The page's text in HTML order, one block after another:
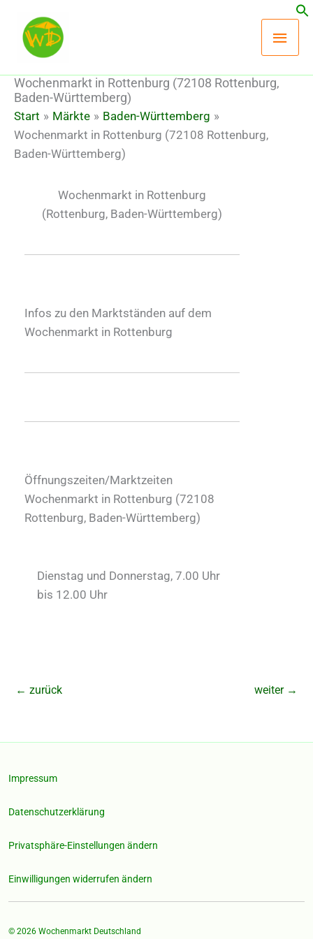
Inhalt
springen
Wochenmarkt in Rottenburg (72108 Rottenburg,
Baden-Württemberg)
Start Märkte
Baden-Württemberg
Wochenmarkt in Rottenburg (72108 Rottenburg,
Baden-Württemberg)
Wochenmarkt in Rottenburg
(Rottenburg, Baden-Württemberg)
Infos zu den Marktständen auf dem
Wochenmarkt in Rottenburg
Öffnungszeiten/Marktzeiten
Wochenmarkt in Rottenburg (72108
Rottenburg, Baden-Württemberg)
Dienstag und Donnerstag, 7.00 Uhr
bis 12.00 Uhr
← zurück weiter →
Impressum
Datenschutzerklärung
Privatsphäre-Einstellungen ändern
Einwilligungen widerrufen ändern
© 2026 Wochenmarkt Deutschland